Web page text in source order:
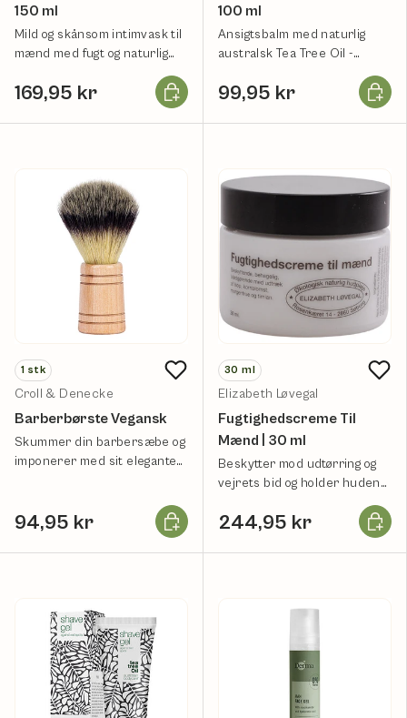
150 ml
Mild og skånsom intimvask til
mænd med fugt og naturlig
169,95 kr Læg i kurv
100 ml
Ansigtsbalm med naturlig
australsk Tea Tree Oil -
99,95 kr Læg i
1 stk
Croll & Denecke
Barberbørste Vegansk
Skummer din barbersæbe og
imponerer med sit elegante
94,95 kr Læg i kurv
30 ml
Elizabeth Løvegal
Fugtighedscreme Til
Mænd | 30 ml
Beskytter mod udtørring og
vejrets bid og holder huden
244,95 kr Læg i